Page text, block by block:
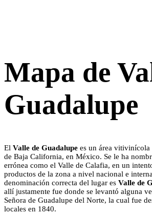
Mapa de
Guadalupe
El Valle de Guadalupe es un área vitivinícola
de Baja California, en México. Se le ha
errónea como el Valle de Calafia, en un
productos de la zona a nivel nacional e
denominación correcta del lugar es Valle de
allí justamente fue donde se levantó alguna
Señora de Guadalupe del Norte, la cual fue
locales en 1840.